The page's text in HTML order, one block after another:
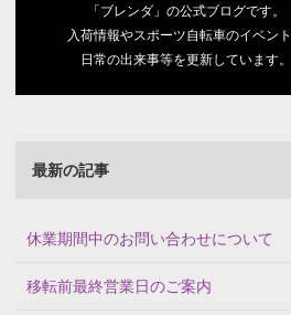
「ブレンダ」の公式ブログです。
入荷情報やスポーツ自転車のイベント
日常の出来事等を更新しています。
最新の記事
休業期間中のお問い合わせについて
移転前最終営業日のご案内